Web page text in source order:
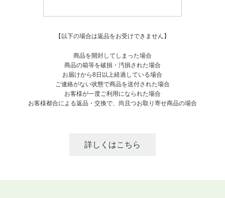
【以下の場合は返品をお受けできません】
商品を開封してしまった場合
商品の箱等を破損・汚損された場合
お届けから8日以上経過している場合
ご連絡がない状態で商品を送付された場合
お客様が一度ご利用になられた場合
お客様都合による返品・交換で、尚且つお取り寄せ商品の場合
詳しくはこちら